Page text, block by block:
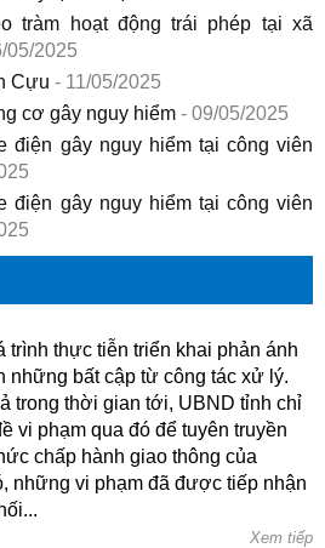
tràm hoạt động trái phép tại xã
05/2025
Cựu - 11/05/2025
cơ gây nguy hiểm - 09/05/2025
điện gây nguy hiểm tại công viên
điện gây nguy hiểm tại công viên
trình thực tiễn triển khai phản ánh
những bất cập từ công tác xử lý.
trong thời gian tới, UBND tỉnh chỉ
vi phạm qua đó để tuyên truyền
chấp hành giao thông của
những vi phạm đã được tiếp nhận
Xem tiếp